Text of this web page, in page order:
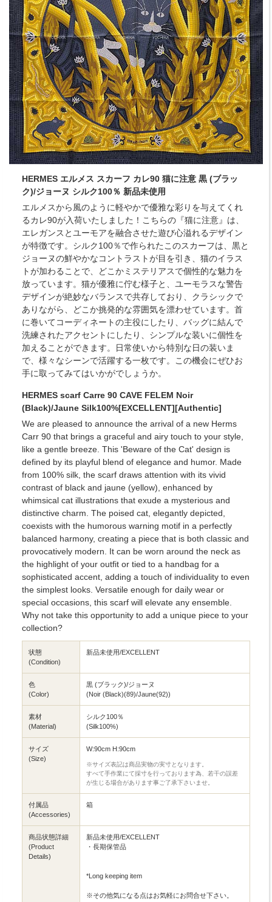
HERMES エルメス スカーフ カレ90 猫に注意 黒 (ブラッ
ク)/ジョーヌ シルク100％ 新品未使用
エルメスから風のように軽やかで優雅な彩りを与えてくれ
るカレ90が入荷いたしました！こちらの『猫に注意』は、
エレガンスとユーモアを融合させた遊び心溢れるデザイン
が特徴です。シルク100％で作られたこのスカーフは、黒と
ジョーヌの鮮やかなコントラストが目を引き、猫のイラス
トが加わることで、どこかミステリアスで個性的な魅力を
放っています。猫が優雅に佇む様子と、ユーモラスな警告
デザインが絶妙なバランスで共存しており、クラシックで
ありながら、どこか挑発的な雰囲気を漂わせています。首
に巻いてコーディネートの主役にしたり、バッグに結んで
洗練されたアクセントにしたり、シンプルな装いに個性を
加えることができます。日常使いから特別な日の装いま
で、様々なシーンで活躍する一枚です。この機会にぜひお
手に取ってみてはいかがでしょうか。
HERMES scarf Carre 90 CAVE FELEM Noir
(Black)/Jaune Silk100%[EXCELLENT][Authentic]
We are pleased to announce the arrival of a new Herms
Carr 90 that brings a graceful and airy touch to your style,
like a gentle breeze. This 'Beware of the Cat' design is
defined by its playful blend of elegance and humor. Made
from 100% silk, the scarf draws attention with its vivid
contrast of black and jaune (yellow), enhanced by
whimsical cat illustrations that exude a mysterious and
distinctive charm. The poised cat, elegantly depicted,
coexists with the humorous warning motif in a perfectly
balanced harmony, creating a piece that is both classic and
provocatively modern. It can be worn around the neck as
the highlight of your outfit or tied to a handbag for a
sophisticated accent, adding a touch of individuality to even
the simplest looks. Versatile enough for daily wear or
special occasions, this scarf will elevate any ensemble.
Why not take this opportunity to add a unique piece to your
collection?
状態
(Condition)
新品未使用/EXCELLENT
色
(Color)
黒 (ブラック)/ジョーヌ
(Noir (Black)(89)/Jaune(92))
素材
(Material)
シルク100％
(Silk100%)
サイズ
(Size)
W:90cm H:90cm
※サイズ表記は商品実物の実寸となります。
すべて手作業にて採寸を行っております為、若干の誤差
が生じる場合があります事ご了承下さいませ。
付属品
(Accessories)
箱
商品状態詳細
(Product
Details)
新品未使用/EXCELLENT
・長期保管品
*Long keeping item
※その他気になる点はお気軽にお問合せ下さい。